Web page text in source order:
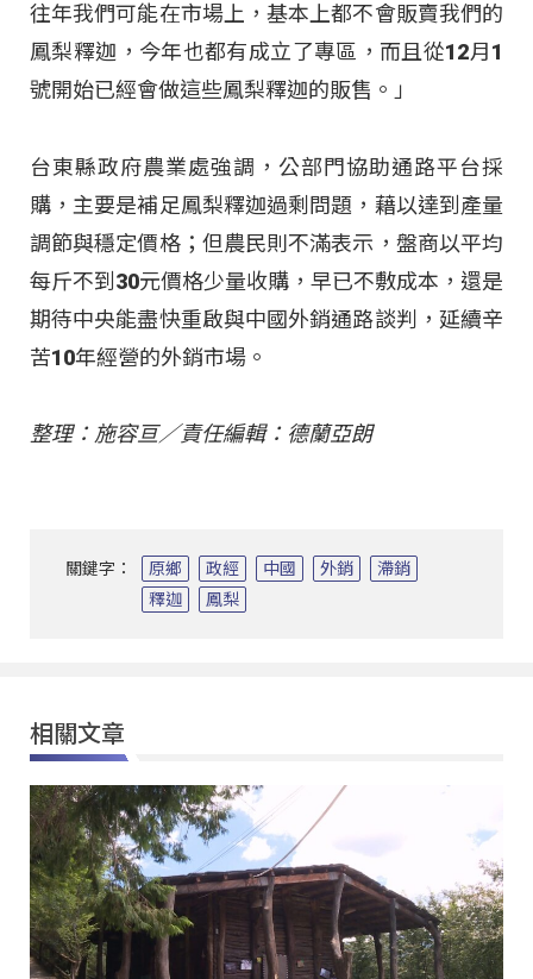
往年我們可能在市場上，基本上都不會販賣我們的
鳳梨釋迦，今年也都有成立了專區，而且從12月1
號開始已經會做這些鳳梨釋迦的販售。」
台東縣政府農業處強調，公部門協助通路平台採
購，主要是補足鳳梨釋迦過剩問題，藉以達到產量
調節與穩定價格；但農民則不滿表示，盤商以平均
每斤不到30元價格少量收購，早已不敷成本，還是
期待中央能盡快重啟與中國外銷通路談判，延續辛
苦10年經營的外銷市場。
整理：施容亘／責任編輯：德蘭亞朗
關鍵字： 原鄉 政經 中國 外銷
滯銷
釋迦
鳳梨
相關文章